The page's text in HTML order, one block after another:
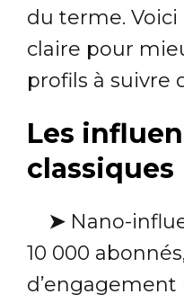
du terme.
claire pour
profils à suivre
Les
classiques
➤ Nano-
10 000
d’engagement